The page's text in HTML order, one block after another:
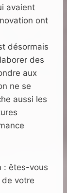
avaient
ont
désormais
des
aux
ne se
aussi les
: êtes-vous
de votre